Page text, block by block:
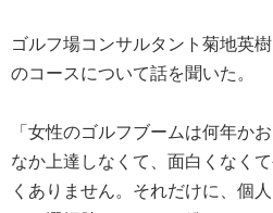
ゴルフ場コンサルタント菊地英
のコースについて話を聞いた。
「女性のゴルフブームは何年か
なか上達しなくて、面白くなく
くありません。それだけに、個